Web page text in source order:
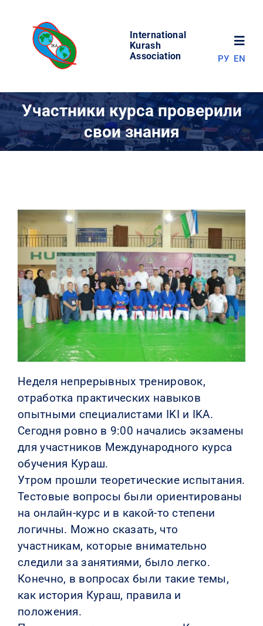
content
International
Kurash
Association
МИР КУРАША
РЕЗУЛЬТАТЫ
КОНТАКТЫ
РУ EN
Участники курса проверили
свои знания
Неделя непрерывных тренировок,
отработка практических навыков
опытными специалистами IKI и IKA.
Сегодня ровно в 9:00 начались экзамены
для участников Международного курса
обучения Кураш.
Утром прошли теоретические испытания.
Тестовые вопросы были ориентированы
на онлайн-курс и в какой-то степени
логичны. Можно сказать, что
участникам, которые внимательно
следили за занятиями, было легко.
Конечно, в вопросах были такие темы,
как история Кураш, правила и
положения.